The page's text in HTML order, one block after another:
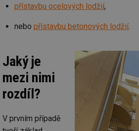
přístavbu ocelových lodžií,
nebo přístavbu betonových lodžií.
Jaký je
mezi nimi
rozdíl?
V prvním případě